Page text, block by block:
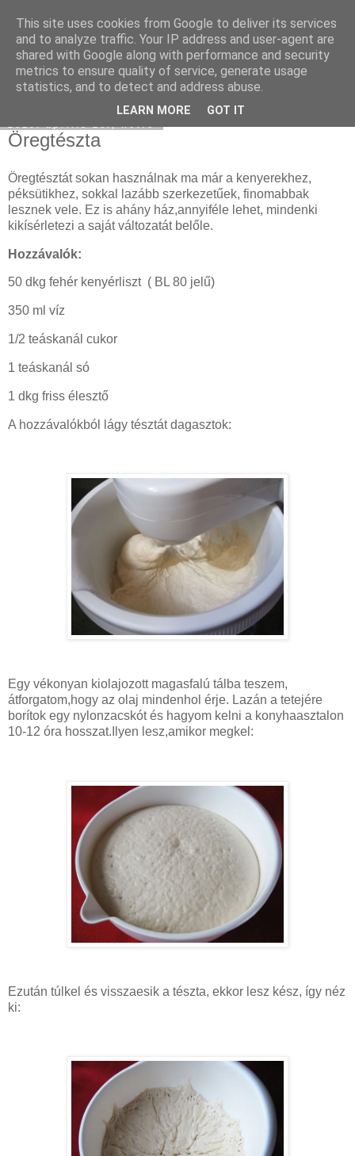
Moha Konyha
Öregtészta
Öregtésztát sokan használnak ma már a kenyerekhez,
péksütikhez, sokkal lazább szerkezetűek, finomabbak
lesznek vele. Ez is ahány ház,annyiféle lehet, mindenki
kikísérletezi a saját változatát belőle.
Hozzávalók:
50 dkg fehér kenyérliszt ( BL 80 jelű)
350 ml víz
1/2 teáskanál cukor
1 teáskanál só
1 dkg friss élesztő
A hozzávalókból lágy tésztát dagasztok:
Egy vékonyan kiolajozott magasfalú tálba teszem,
átforgatom,hogy az olaj mindenhol érje. Lazán a tetejére
borítok egy nylonzacskót és hagyom kelni a konyhaasztalon
10-12 óra hosszat.Ilyen lesz,amikor megkel:
Ezután túlkel és visszaesik a tészta, ekkor lesz kész, így néz
ki:
This site uses cookies from Google to deliver its services
and to analyze traffic. Your IP address and user-agent are
shared with Google along with performance and security
metrics to ensure quality of service, generate usage
statistics, and to detect and address abuse.
LEARN MORE GOT IT